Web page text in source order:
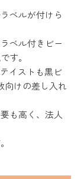
ベルが付けら
ベル付きビー
す。
イストも黒ビ
向けの差し入れ
も高く、法人